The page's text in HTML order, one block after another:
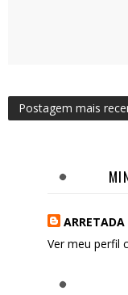
Postagem mais
ARRETADA
Ver meu perfil